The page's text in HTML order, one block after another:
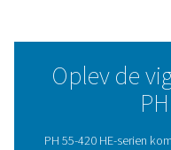
Standard for- og
modeller.